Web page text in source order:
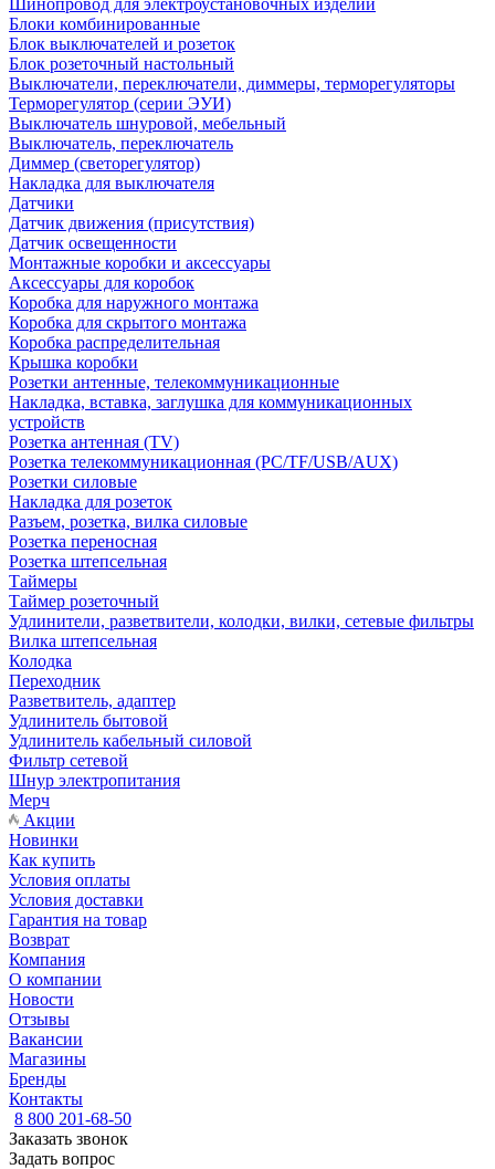
Шинопровод для электроустановочных изделий
Блоки комбинированные
Блок выключателей и розеток
Блок розеточный настольный
Выключатели, переключатели, диммеры, терморегуляторы
Терморегулятор (серии ЭУИ)
Выключатель шнуровой, мебельный
Выключатель, переключатель
Диммер (светорегулятор)
Накладка для выключателя
Датчики
Датчик движения (присутствия)
Датчик освещенности
Монтажные коробки и аксессуары
Аксессуары для коробок
Коробка для наружного монтажа
Коробка для скрытого монтажа
Коробка распределительная
Крышка коробки
Розетки антенные, телекоммуникационные
Накладка, вставка, заглушка для коммуникационных
устройств
Розетка антенная (TV)
Розетка телекоммуникационная (PC/TF/USB/AUX)
Розетки силовые
Накладка для розеток
Разъем, розетка, вилка силовые
Розетка переносная
Розетка штепсельная
Таймеры
Таймер розеточный
Удлинители, разветвители, колодки, вилки, сетевые фильтры
Вилка штепсельная
Колодка
Переходник
Разветвитель, адаптер
Удлинитель бытовой
Удлинитель кабельный силовой
Фильтр сетевой
Шнур электропитания
Мерч
Акции
Новинки
Как купить
Условия оплаты
Условия доставки
Гарантия на товар
Возврат
Компания
О компании
Новости
Отзывы
Вакансии
Магазины
Бренды
Контакты
8 800 201-68-50
Заказать звонок
Задать вопрос